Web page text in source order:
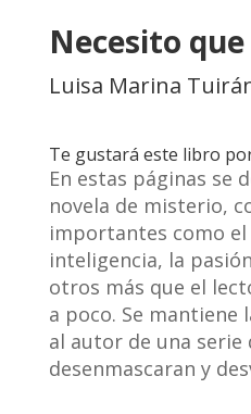
Necesito
Luisa Marina
Te gustará este libro
En estas páginas se
novela de misterio,
importantes como el
inteligencia, la
otros más que el
a poco. Se
al autor de una serie
desenmascaran y